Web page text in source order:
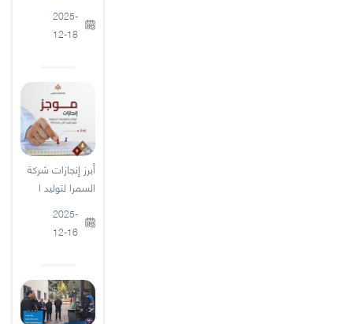
2025-
12-18
أبرز إنجازات شركة
السمرا لتوليد ا
2025-
12-16